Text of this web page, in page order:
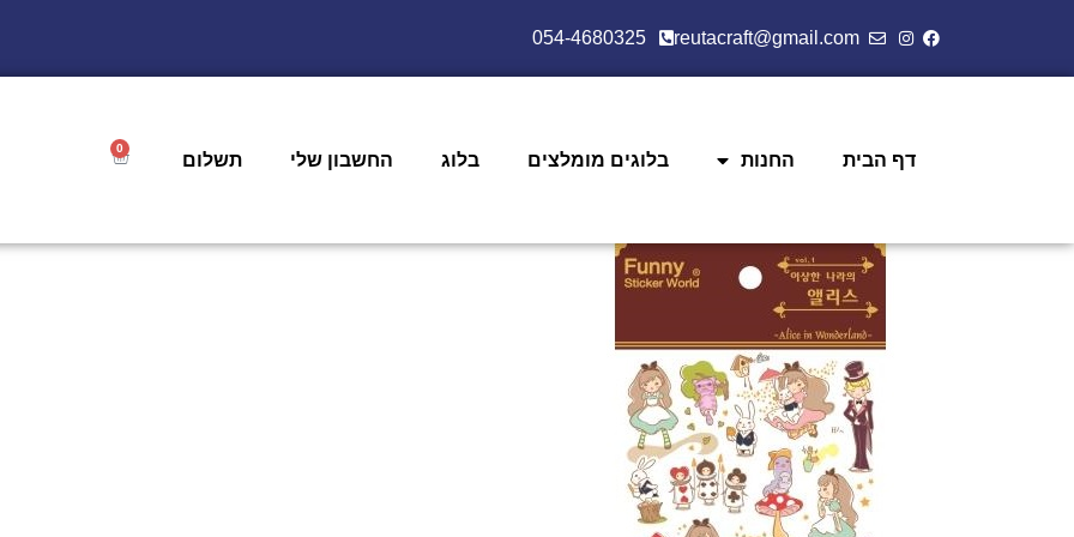
reutacraft@gmail.com
054-4680325
דף הבית החנות בלוגים מומלצים בלוג החשבון שלי תשלום
0